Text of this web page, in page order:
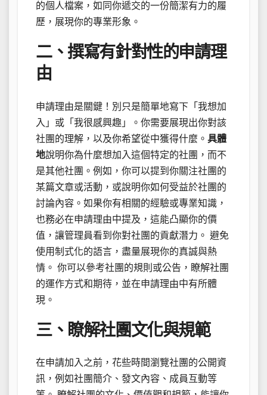
的個人檔案，如同你遞交的一份簡潔有力的履
歷，展現你的專業形象。
二、撰寫有針對性的申請理
由
申請理由是關鍵！別只是簡單地寫下「我想加
入」或「我很感興趣」。你需要展現出你對該
社團的理解，以及你希望從中獲得什麼。 具體
地說明你為什麼想加入這個特定的社團，而不
是其他社團。例如，你可以提到你關注社團的
某篇文章或活動，或說明你如何受益於社團的
討論內容。如果你有相關的經驗或專業知識，
也務必在申請理由中提及，這能凸顯你的價
值，讓管理員看到你對社團的貢獻潛力。 避免
使用制式化的語言，盡量展現你的真誠與熱
情。 你可以參考社團的規則或公告，瞭解社團
的運作方式和期待，並在申請理由中有所體
現。
三、瞭解社團文化與規範
在申請加入之前，花些時間瀏覽社團的公開資
訊，例如社團簡介、發文內容、成員互動等